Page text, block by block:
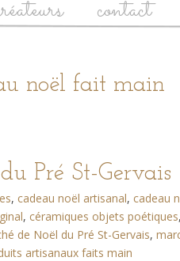
contact
noël fait main
Pré St-Gervais
, cadeau noël artisanal, cadeau
, céramiques objets poétiques
de Noël du Pré St-Gervais,
artisanaux faits main